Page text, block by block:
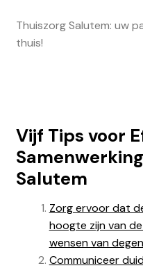
Thuiszorg Salutem: uw
thuis!
Vijf Tips voor
Salutem
Zorg ervoor dat
hoogte zijn van
wensen van
Communiceer